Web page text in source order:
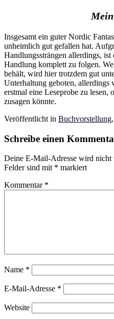
Insgesamt ein guter Nordic
unheimlich gut gefallen hat.
Handlungssträngen allerdings, ist
Handlung komplett zu folgen.
behält, wird hier trotzdem gut
Unterhaltung geboten, allerdings
erstmal eine Leseprobe zu
zusagen könnte.
Veröffentlicht in Buchvorstellung,
Schreibe einen
Deine E-Mail-Adresse wird nicht
Felder sind mit * markiert
Kommentar *
Name *
E-Mail-Adresse *
Website